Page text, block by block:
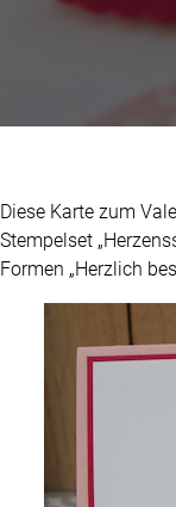
Diese Karte zum
Stempelset
Formen „Herzlich